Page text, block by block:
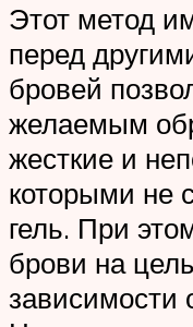
Этот метод
перед
бровей
желаемым
жесткие и
которыми не
гель. При
брови на
зависимости